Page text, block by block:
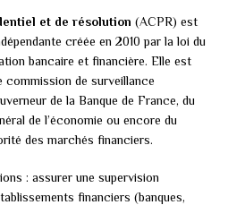
et de résolution (ACPR) est
créée en 2010 par la loi du
bancaire et financière. Elle est
commission de surveillance
de la Banque de France, du
de l’économie ou encore du
des marchés financiers.
: assurer une supervision
financiers (banques,